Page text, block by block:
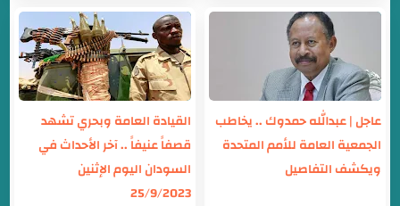
عاجل | عبدالله حمدوك .. يخاطب
الجمعية العامة للأمم المتحدة
ويكشف التفاصيل
القيادة العامة وبحري تشهد
قصفاً عنيفاً .. آخر الأحداث في
السودان اليوم الإثنين
25/9/2023